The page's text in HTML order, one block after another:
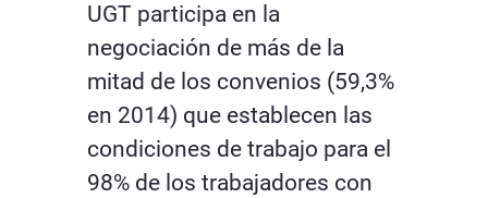
UGT participa en la
negociación de más de la
mitad de los convenios (59,3%
en 2014) que establecen las
condiciones de trabajo para el
98% de los trabajadores con